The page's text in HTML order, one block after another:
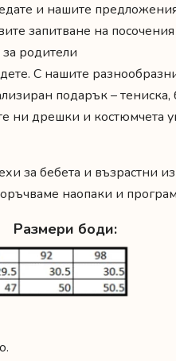
и нашите
запитване на
родители
С нашите
подарък –
ни дрешки и костюмчета
за бебета и възрастни
наопаки и
Размери боди: